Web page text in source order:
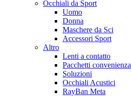
Occhiali da Sport
Uomo
Donna
Maschere da Sci
Accessori Sport
Altro
Lenti a contatto
Pacchetti convenienza
Soluzioni
Occhiali Acustici
RayBan Meta